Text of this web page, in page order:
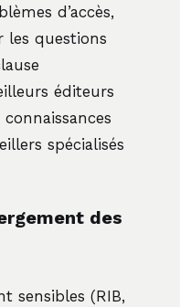
d’accès,
questions
éditeurs
spécialisés
des
sensibles (RIB,